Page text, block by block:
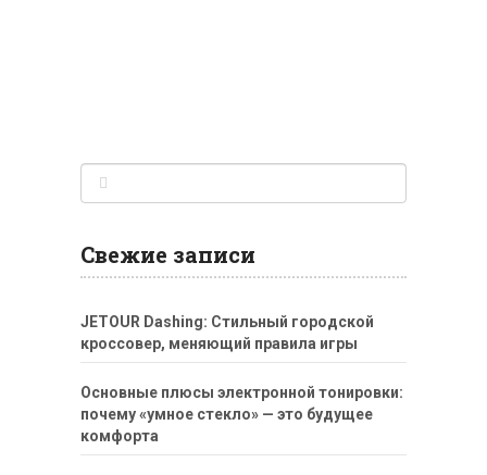
Свежие записи
JETOUR Dashing: Стильный городской
кроссовер, меняющий правила игры
Основные плюсы электронной тонировки:
почему «умное стекло» — это будущее
комфорта